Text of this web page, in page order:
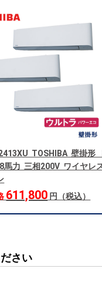
TOSHIBA 壁掛形
馬力 三相200V ワイヤレ
611,800 円（税込）
さい